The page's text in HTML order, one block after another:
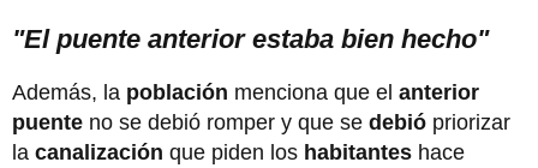
"El puente anterior estaba bien hecho"
Además, la población menciona que el anterior
puente no se debió romper y que se debió priorizar
la canalización que piden los habitantes hace